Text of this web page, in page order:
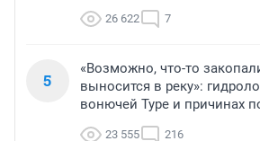
26 622 7
5
«Возможно, что-то
выносится в реку»:
вонючей Туре и причинах
23 555 216